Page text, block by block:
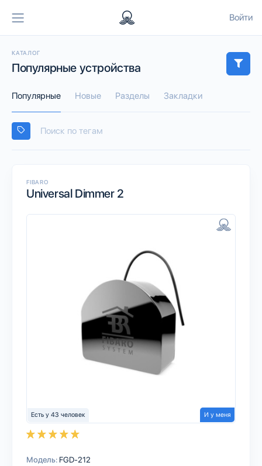
Войти
КАТАЛОГ
Популярные устройства
Популярные Новые Разделы Закладки
FIBARO
Universal Dimmer 2
Есть у 43 человек И у меня
Модель: FGD-212